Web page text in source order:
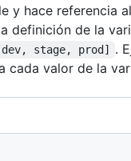
y hace referencia
definición de la
stage, prod]
.
cada valor de la